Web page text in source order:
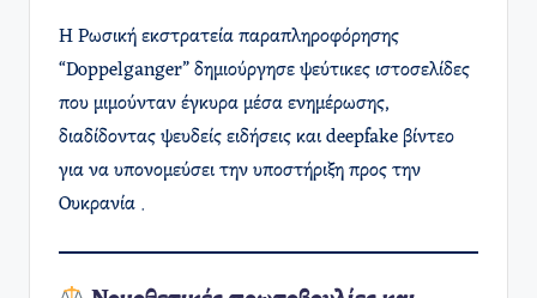
Η Ρωσική εκστρατεία παραπληροφόρησης
“Doppelganger” δημιούργησε ψεύτικες ιστοσελίδες
που μιμούνταν έγκυρα μέσα ενημέρωσης,
διαδίδοντας ψευδείς ειδήσεις και deepfake βίντεο
για να υπονομεύσει την υποστήριξη προς την
Ουκρανία .